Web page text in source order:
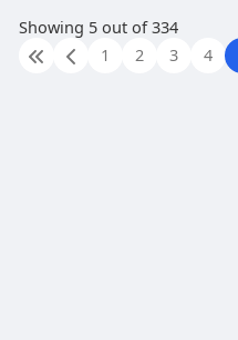
Showing 5 out of 334
1
2 3 4